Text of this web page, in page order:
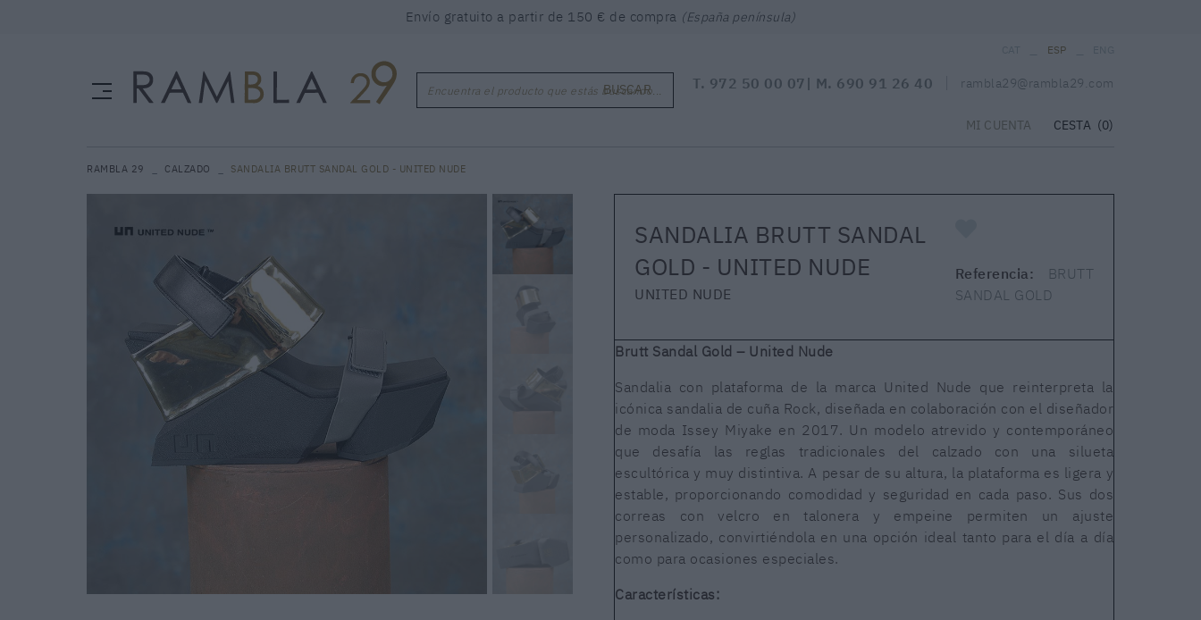
Envío gratuito a partir de 150 € de compra (España península)
Encuentra el producto que estás buscando...
BUSCAR
ESP
T. 972 50 00 07 | M. 690 91 26 40 rambla29@rambla29.com
MI CUENTA CESTA (0)
RAMBLA 29 CALZADO SANDALIA BRUTT SANDAL GOLD - UNITED NUDE
SANDALIA BRUTT SANDAL
GOLD - UNITED NUDE
UNITED NUDE
Referencia:
BRUTT
SANDAL GOLD
Brutt Sandal Gold – United Nude
Sandalia con plataforma de la marca United Nude que reinterpreta la
icónica sandalia de cuña Rock, diseñada en colaboración con el diseñador
de moda Issey Miyake en 2017. Un modelo atrevido y contemporáneo
que desafía las reglas tradicionales del calzado con una silueta
escultórica y muy distintiva. A pesar de su altura, la plataforma es ligera y
estable, proporcionando comodidad y seguridad en cada paso. Sus dos
correas con velcro en talonera y empeine permiten un ajuste
personalizado, convirtiéndola en una opción ideal tanto para el día a día
como para ocasiones especiales.
Características: